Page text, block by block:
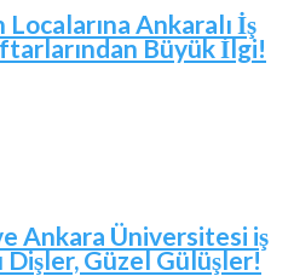
Ankaralı İş
Büyük İlgi!
Ankara Üniversitesi iş
Dişler, Güzel Gülüşler!